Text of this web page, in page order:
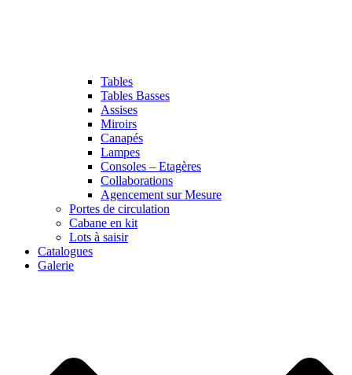
Tables
Tables Basses
Assises
Miroirs
Canapés
Lampes
Consoles – Etagères
Collaborations
Agencement sur Mesure
Portes de circulation
Cabane en kit
Lots à saisir
Catalogues
Galerie